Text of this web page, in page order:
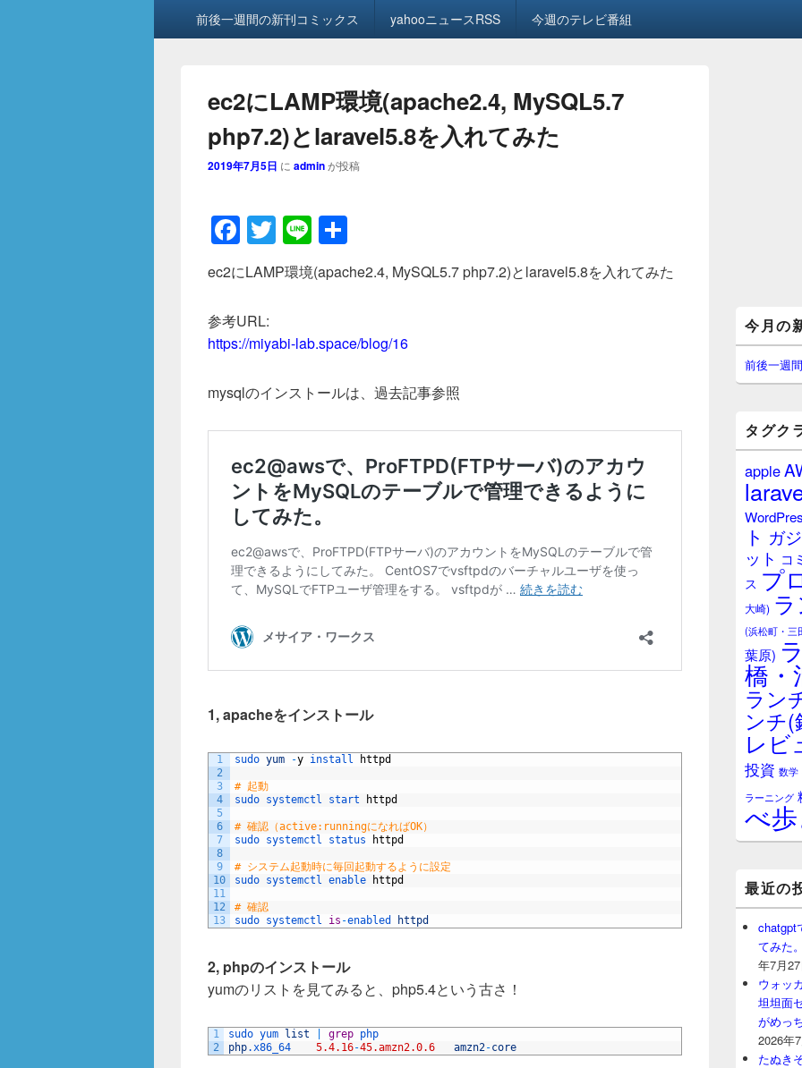
前後一週間の新刊コミックス yahooニュースRSS 今週のテレビ番組
ec2にLAMP環境(apache2.4, MySQL5.7
php7.2)とlaravel5.8を入れてみた
2019年7月5日 に adminが投稿
F
a
c
e
b
o
k
T
wi
tt
Li
n
e
有
ec2にLAMP環境(apache2.4, MySQL5.7 php7.2)とlaravel5.8を入れてみた
参考URL:
https://miyabi-lab.space/blog/16
mysqlのインストールは、過去記事参照
1, apacheをインストール
1
2
3
4
5
6
7
8
9
10
11
12
13
sudo yum -y install httpd
# 起動
sudo systemctl start httpd
# 確認（active:runningになればOK）
sudo systemctl status httpd
# システム起動時に毎回起動するように設定
sudo systemctl enable httpd
# 確認
sudo systemctl is -enabled httpd
2, phpのインストール
yumのリストを見てみると、php5.4という古さ！
1
2
sudo yum list grep php
php.x86_64 5.4.16-45.amzn2.0.6 amzn2-core
イ
ン
サ
イ
ー
ジ
ッ
ト
今月の
前後一週
タグク
apple
ト ガ
ット コ
ス プ
大崎)
(浜松町・三
葉原)
橋・
ラン
ンチ(
レビ
投資 数学
ラーニング
べ
最近の
chatgpt
てみた
年7月27
ウォッ
坦坦面
がめっ
2026年
たぬき